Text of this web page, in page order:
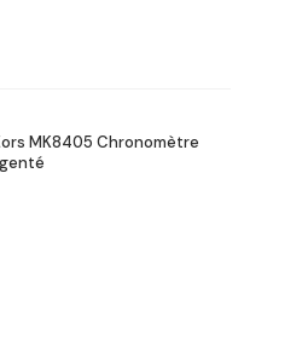
MK8405 Chronomètre